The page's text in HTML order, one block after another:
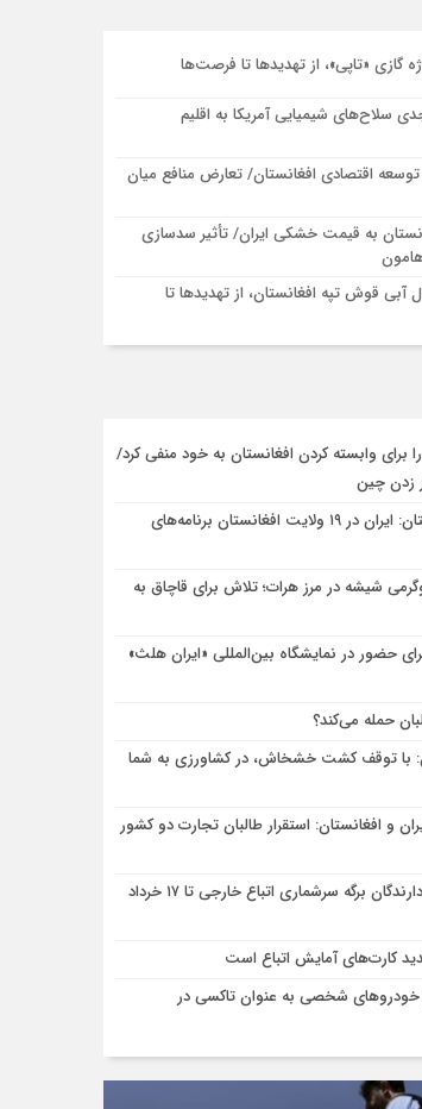
گازی «تاپی»، از تهدیدها تا فرصت‌ها
سلاح‌های شیمیایی آمریکا به اقلیم
اقتصادی افغانستان/ تعارض منافع میان
به قیمت خشکی ایران/ تأثیر سدسازی
هامون
آبی قوش تپه افغانستان، از تهدیدها تا
برای وابسته کردن افغانستان به خود منفی کرد/
زدن چین
سفیر ایران در افغانستان: ایران در ۱۹ ولایت افغانستان برنامه‌های
۴۰ کیلوگرمی شیشه در مرز هرات؛ تلاش برای قاچاق به
حضور در نمایشگاه بین‌المللی «ایران هلث»
حمله می‌کند؟
با توقف کشت خشخاش، در کشاورزی به شما
و افغانستان: استقرار طالبان تجارت دو کشور
مهلت تعیین تکلیف دارندگان برگه سرشماری اتباع خارجی تا ۱۷ خرداد
کارت‌های آمایش اتباع است
خودروهای شخصی به عنوان تاکسی در